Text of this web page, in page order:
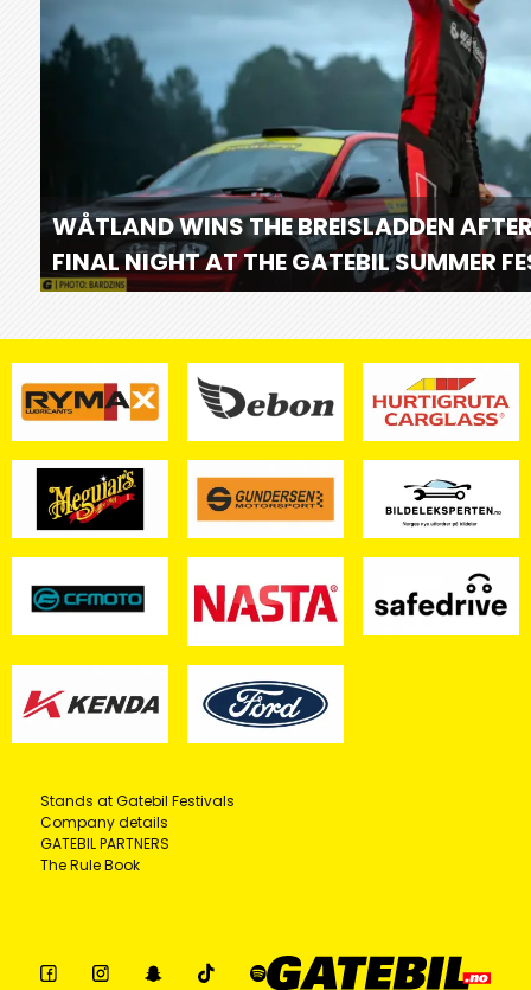
WÅTLAND WINS THE BREISLADDEN
FINAL NIGHT AT THE GATEBIL SUMMER
Stands at Gatebil Festivals
Company details
GATEBIL PARTNERS
The Rule Book